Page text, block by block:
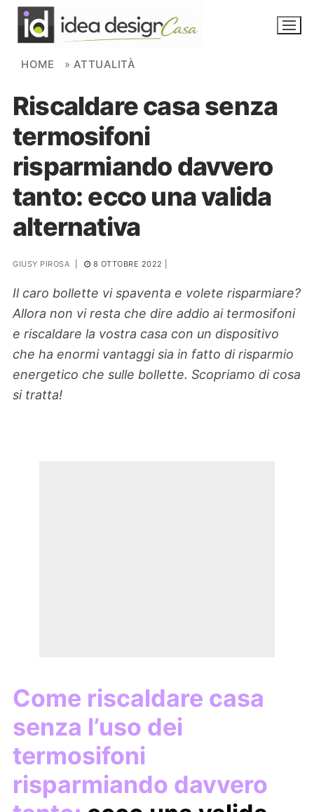
Skip to content
NOVITÀ
AMBIENTI
FAI DA TE
PIANTE
Ortaggio
HOME » ATTUALITÀ
Riscaldare casa senza
termosifoni
risparmiando davvero
tanto: ecco una valida
alternativa
GIUSY PIROSA 8 OTTOBRE 2022
Il caro bollette vi spaventa e volete risparmiare?
Allora non vi resta che dire addio ai termosifoni
e riscaldare la vostra casa con un dispositivo
che ha enormi vantaggi sia in fatto di risparmio
energetico che sulle bollette. Scopriamo di cosa
si tratta!
Come riscaldare casa
senza l’uso dei
termosifoni
risparmiando davvero